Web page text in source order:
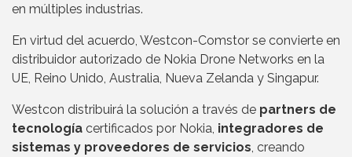
en múltiples industrias.
En virtud del acuerdo, Westcon-Comstor se convierte en
distribuidor autorizado de Nokia Drone Networks en la
UE, Reino Unido, Australia, Nueva Zelanda y Singapur.
Westcon distribuirá la solución a través de partners de
tecnología certificados por Nokia, integradores de
sistemas y proveedores de servicios, creando